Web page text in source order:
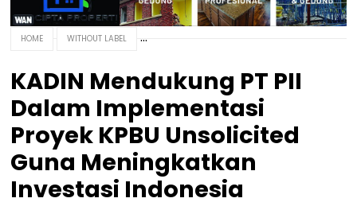
HOME WITHOUT LABEL
KADIN Mendukung PT PII
Dalam Implementasi
Proyek KPBU Unsolicited
Guna Meningkatkan
Investasi Indonesia